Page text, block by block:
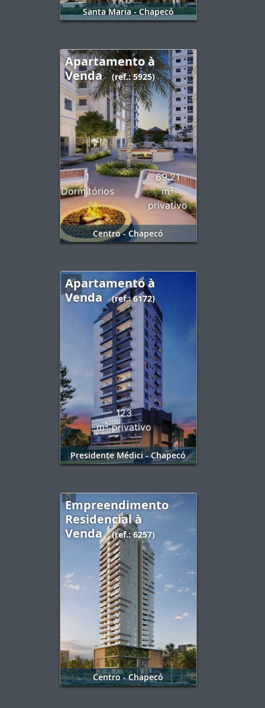
Santa Maria - Chapecó
Apartamento à
Venda
(ref.: 5925)
1
Dormitórios
69.21
m²
privativo
Centro - Chapecó
Apartamento à
Venda
(ref.: 6172)
123
m² privativo
Presidente Médici - Chapecó
Empreendimento
Residencial à
Venda
(ref.: 6257)
Centro - Chapecó